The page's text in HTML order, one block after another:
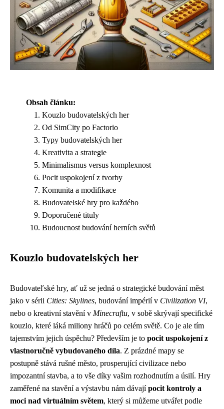
Obsah článku:
Kouzlo budovatelských her
Od SimCity po Factorio
Typy budovatelských her
Kreativita a strategie
Minimalismus versus komplexnost
Pocit uspokojení z tvorby
Komunita a modifikace
Budovatelské hry pro každého
Doporučené tituly
Budoucnost budování herních světů
Kouzlo budovatelských her
Budovateľské hry, ať už se jedná o strategické budování měst
jako v sérii Cities: Skylines, budování impérií v Civilization VI,
nebo o kreativní stavění v Minecraftu, v sobě skrývají specifické
kouzlo, které láká miliony hráčů po celém světě. Co je ale tím
tajemstvím jejich úspěchu? Především je to pocit uspokojení z
vlastnoručně vybudovaného díla. Z prázdné mapy se
postupně stává rušné město, prosperující civilizace nebo
impozantní stavba, a to vše díky vašim rozhodnutím a úsilí. Hry
zaměřené na stavění a výstavbu nám dávajípocit kontroly a
moci nad virtuálním světem, který si můžeme utvářet podle